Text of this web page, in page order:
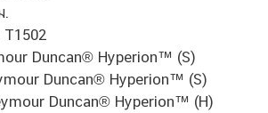
.
Duncan® Hyperion™ (S)
Duncan® Hyperion™ (S)
Duncan® Hyperion™ (H)